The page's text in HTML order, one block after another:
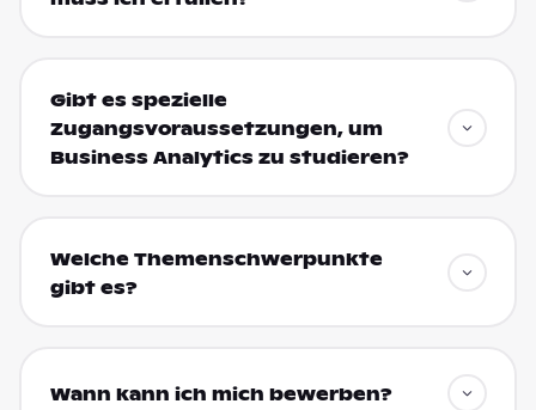
Gibt es spezielle
Zugangsvoraussetzungen, um
Business Analytics zu studieren?
Welche Themenschwerpunkte
gibt es?
Wann kann ich mich bewerben?